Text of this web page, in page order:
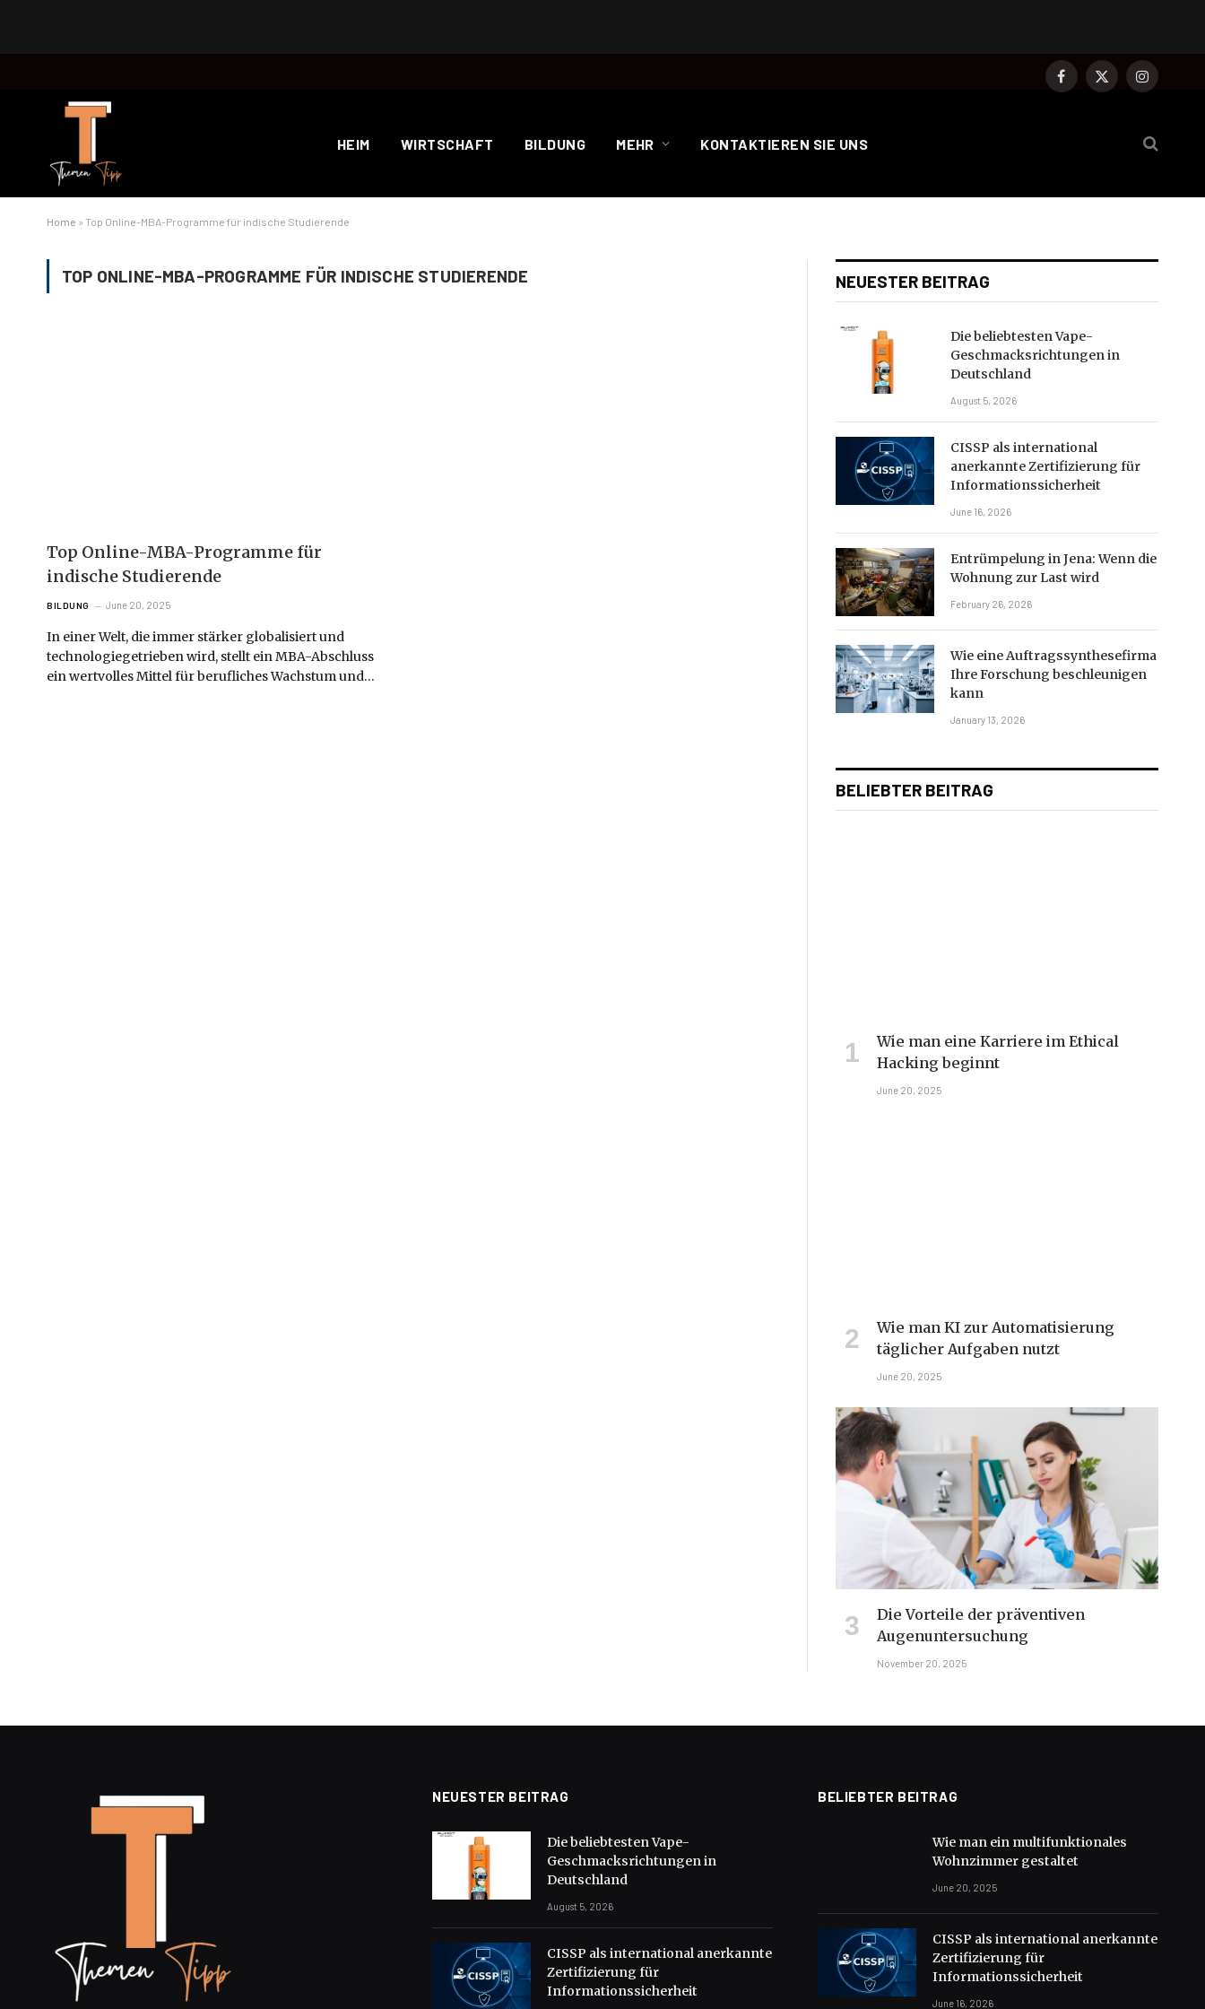
Facebook
X
Instagram
HEIM WIRTSCHAFT BILDUNG MEHR KONTAKTIEREN SIE UNS
Home » Top Online-MBA-Programme für indische Studierende
TOP ONLINE-MBA-PROGRAMME FÜR INDISCHE STUDIERENDE
Top Online-MBA-Programme für
indische Studierende
BILDUNG June 20, 2025
In einer Welt, die immer stärker globalisiert und
technologiegetrieben wird, stellt ein MBA-Abschluss
ein wertvolles Mittel für berufliches Wachstum und…
NEUESTER BEITRAG
Die beliebtesten Vape-
Geschmacksrichtungen in
Deutschland
August 5, 2026
CISSP als international
anerkannte Zertifizierung für
Informationssicherheit
June 16, 2026
Entrümpelung in Jena: Wenn die
Wohnung zur Last wird
February 26, 2026
Wie eine Auftragssynthesefirma
Ihre Forschung beschleunigen
kann
January 13, 2026
BELIEBTER BEITRAG
Wie man eine Karriere im Ethical
Hacking beginnt
June 20, 2025
Wie man KI zur Automatisierung
täglicher Aufgaben nutzt
June 20, 2025
Die Vorteile der präventiven
Augenuntersuchung
November 20, 2025
NEUESTER BEITRAG
Die beliebtesten Vape-
Geschmacksrichtungen in
Deutschland
August 5, 2026
CISSP als international anerkannte
Zertifizierung für
Informationssicherheit
BELIEBTER BEITRAG
Wie man ein multifunktionales
Wohnzimmer gestaltet
June 20, 2025
CISSP als international anerkannte
Zertifizierung für
Informationssicherheit
June 16, 2026